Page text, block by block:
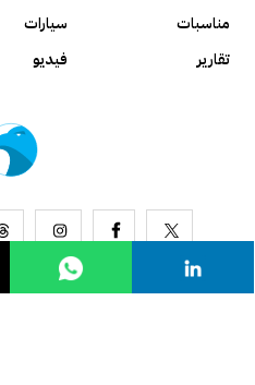
مناسبات
سيارات
تقارير
فيديو